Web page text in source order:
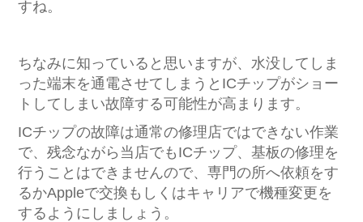
すね。
ちなみに知っていると思いますが、水没してしま
った端末を通電させてしまうとICチップがショー
トしてしまい故障する可能性が高まります。
ICチップの故障は通常の修理店ではできない作業
で、残念ながら当店でもICチップ、基板の修理を
行うことはできませんので、専門の所へ依頼をす
るかAppleで交換もしくはキャリアで機種変更を
するようにしましょう。